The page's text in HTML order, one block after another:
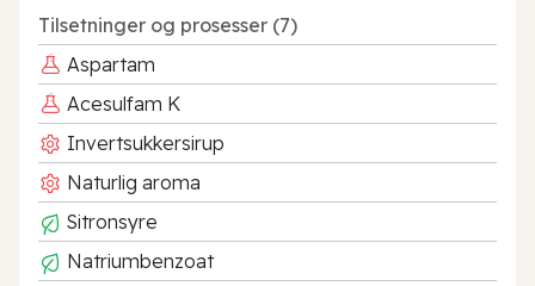
Tilsetninger og prosesser (7)
Aspartam
Acesulfam K
Invertsukkersirup
Naturlig aroma
Sitronsyre
Natriumbenzoat